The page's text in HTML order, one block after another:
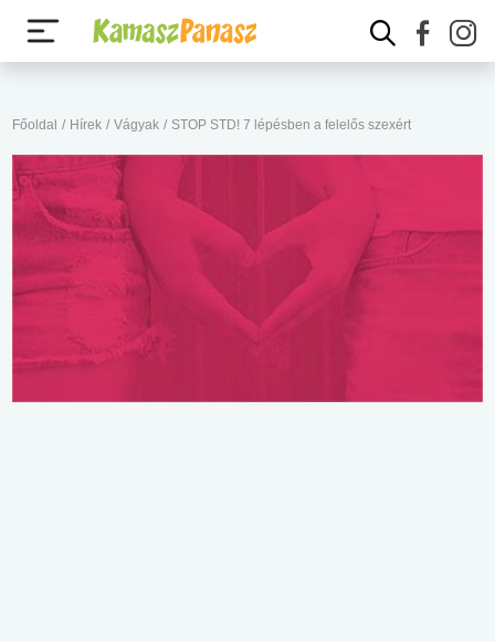
Főoldal / Hírek / Vágyak / STOP STD! 7 lépésben a felelős szexért